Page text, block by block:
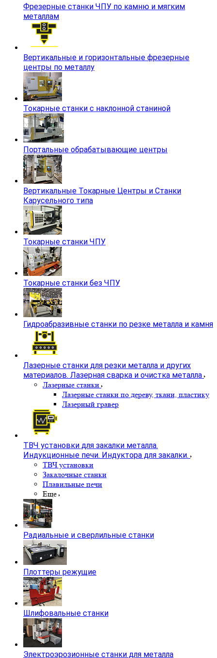
Фрезерные станки ЧПУ по камню и мягким
металлам
Вертикальные и горизонтальные фрезерные
центры по металлу
Токарные станки с наклонной станиной
Портальные обрабатывающие центры
Вертикальные Токарные Центры и Станки
Карусельного типа
Токарные станки ЧПУ
Токарные станки без ЧПУ
Гидроабразивные станки по резке металла и камня
Лазерные станки для резки металла и других
материалов. Лазерная сварка и очистка металла
Лазерные станки
Лазерные станки по дереву, ткани, пластику
Лазерный гравер
ТВЧ установки для закалки металла.
Индукционные печи. Индуктора для закалки.
ТВЧ установки
Закалочные станки
Плавильные печи
Еще
Радиальные и сверлильные станки
Плоттеры режущие
Шлифовальные станки
Электроэрозионные станки для металла